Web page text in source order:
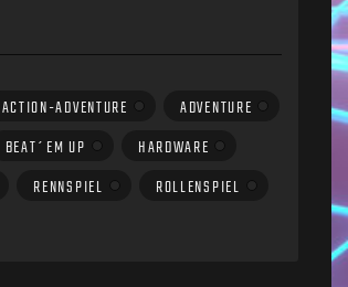
ACTION-ADVENTURE
ADVENTURE
BEAT´EM UP
HARDWARE
RENNSPIEL
ROLLENSPIEL